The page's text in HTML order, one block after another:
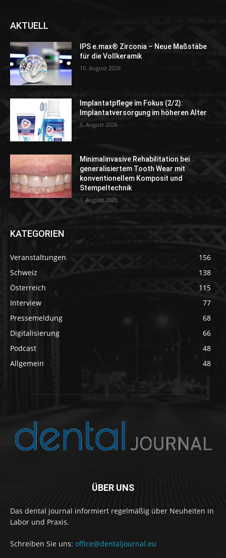
AKTUELL
IPS e.max® Zirconia – Neue Maßstäbe
für die Vollkeramik
10. August 2026
Implantatpflege im Fokus (2/2):
Implantatversorgung im höheren Alter
5. August 2026
Minimalinvasive Rehabilitation bei
generalisiertem Tooth Wear mit
konventionellem Komposit und
Stempeltechnik
1. August 2026
KATEGORIEN
Veranstaltungen
156
Schweiz
138
Österreich
115
Interview
77
Pressemeldung
68
Digitalisierung
66
Podcast
48
Allgemein
48
ÜBER UNS
Das dental journal informiert regelmäßig über Neuheiten in
Labor und Praxis.
Schreiben Sie uns: office@dentaljournal.eu